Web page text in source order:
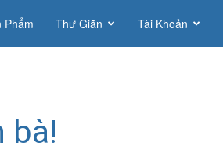
Phẩm Thư Giãn Tài Khoản
bà!